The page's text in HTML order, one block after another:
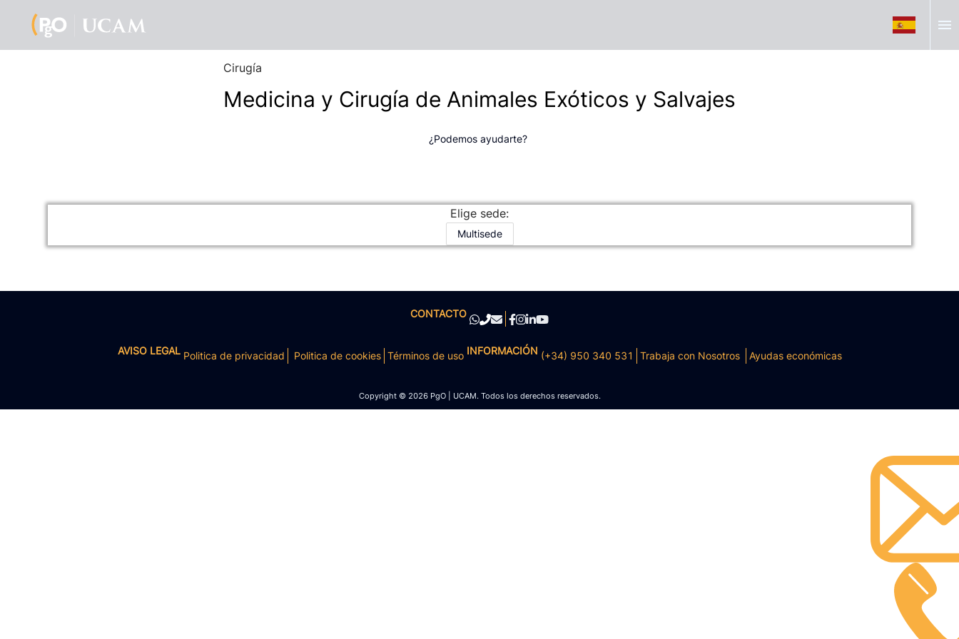
menu
Cirugía
Medicina y Cirugía de Animales Exóticos y Salvajes
¿Podemos ayudarte?
Elige sede:
Multisede
CONTACTO
AVISO LEGALPolitica de privacidad Politica de cookies Términos de uso INFORMACIÓN (+34) 950 340 531 Trabaja con Nosotros Ayudas económicas
Copyright © 2026 PgO | UCAM. Todos los derechos reservados.